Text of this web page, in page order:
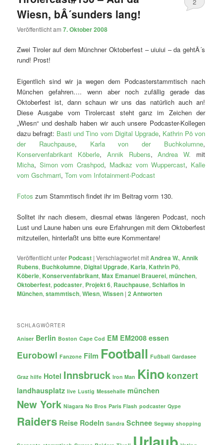
Wiesn, bÂ´sunders lang!
Veröffentlicht am7. Oktober 2008
2
Zwei Tiroler auf dem Münchner Oktoberfest – uiuiui – da gehtÂ´s
rund! Prost!
Eigentlich sind wir ja wegen dem Podcasterstammtisch nach
München gefahren…. wenn aber noch zufällig gerade das
Oktoberfest ist, dann schaun wir uns das natürlich auch an!
Diese Ausgabe vom Tirolercast steht ganz im Zeichen der
„Wiesn“ und deshalb haben wir auch unsere Podcaster-Kollegen
dazu befragt: Basti und Tino vom Digital Upgrade, Kathrin Pö von
der Rauchpause, Karla von der Buchkolumne,
Konservenfabrikant Köberle, Annik Rubens,Andrea W. mit
Micha, Simon vom Crashpod, Madkaz vom Wuppercast, Kalle
vom Gschmarri,Tom vom Infotainment-Podcast
Fotoszum Stammtisch findet ihr im Beitrag vorm 130.
Solltet ihr nach diesem, diesmal etwas längeren Podcast, noch
Lust und Laune haben uns eure Erfahrungen mit dem Oktoberfest
mitzuteilen, hinterlaßt uns bitte eure Kommentare!
Veröffentlicht unter Podcast |Verschlagwortet mitAndrea W.,Annik
Rubens, Buchkolumne, Digital Upgrade, Karla, Kathrin Pö,
Köberle, Konservenfabrikant,Max Emanuel Brauerei,münchen,
Oktoberfest,podcaster, Projekt 6, Rauchpause,Schlaflos in
München,stammtisch,Wiesn,Wissen |2 Antworten
SCHLAGWÖRTER
Aniser Berlin Boston Cape Cod EM EM2008 essen
Eurobowl Fanzone Film Football Fußball Gardasee
Graz hilfe Hotel Innsbruck Iron Man Kino konzert
landhausplatz live Lustig Messehalle münchen
New York Niagara No Bros Paris Flash podcaster Qype
Raiders Reise Rodeln Sandra Schnee Segway shopping